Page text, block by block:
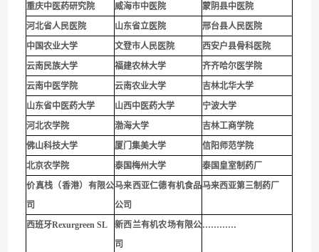
重庆中医药研究院 威海市中医院
蒙阴县中医院
河北省人民医院
山东省立医院
邢台县人民医院
中国农业大学
文登市人民医院
西安户县骨科医院
云南民族大学
福建农林大学
齐齐哈尔医学院
云南中医学院
云南农业大学
吉林北华大学
山东省中医药大学
山西中医药大学
宁波大学
河北农学院
渤海大学
吉林工商学院
佛山科技大学
厦门集美大学
信阳师范学院
北京农学院
泰国梅州大学
泰国皇室制药厂
价真栈（香港）有限公
司
马来西亚仁德有机食品
公司
马来西亚第三制药厂
西班牙Rexurgreen SL
新西兰有机农场有限公
司
…………